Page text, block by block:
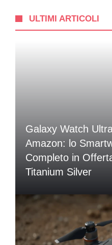
ULTIMI ARTICOLI
Galaxy Watch
Amazon: lo
Completo in
Titanium Silver